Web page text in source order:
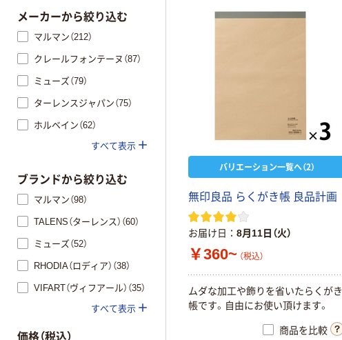
バリエーション一覧へ（2）
無印良品 らくがき帳 良品計画
お届け日 8月11日（火）
￥360~ （税込）
ムダな加工や飾りを省いたらくがき
帳です。自由にお使い頂けます。
商品を比較
メーカーから絞り込む
マルマン（212）
クレールフォンテーヌ（87）
ミューズ（79）
ターレンスジャパン（75）
ホルベイン（62）
すべて表示
ブランドから絞り込む
マルマン（98）
TALENS（ターレンス）（60）
ミューズ（52）
RHODIA（ロディア）（38）
VIFART（ヴィフアール）（35）
すべて表示
価格（税込）